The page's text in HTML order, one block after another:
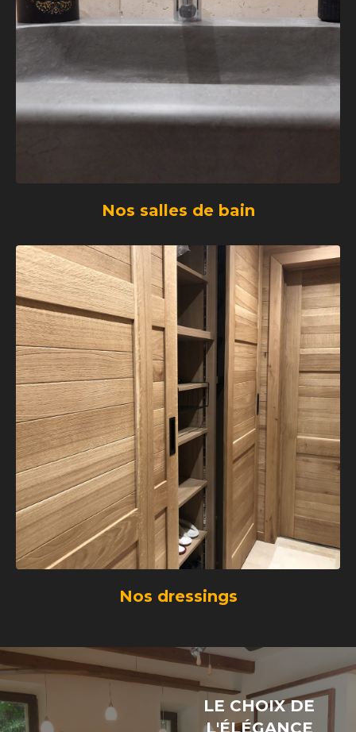
Nos salles de bain
Nos dressings
LE CHOIX DE
L'ÉLÉGANCE